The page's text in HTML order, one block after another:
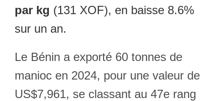
par kg (131 XOF), en baisse 8.6%
sur un an.
Le Bénin a exporté 60 tonnes de
manioc en 2024, pour une valeur de
US$7,961, se classant au 47e rang